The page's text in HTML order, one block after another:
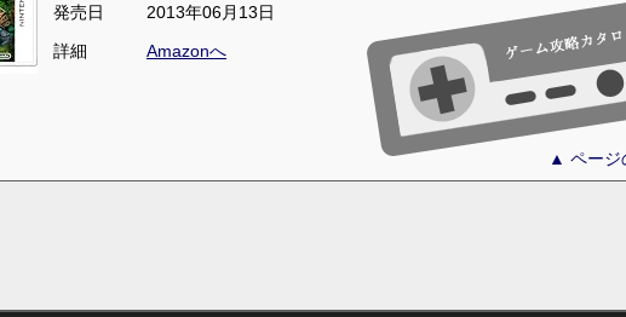
発売日
2013年06月13日
詳細
Amazonへ
▲ ページ